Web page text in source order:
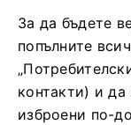
За да бъдете
попълните
контакти) и да
изброени по-